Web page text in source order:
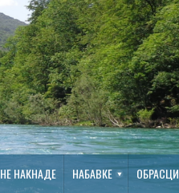
НАКНАДЕ НАБАВКЕ ОБРАСЦИ